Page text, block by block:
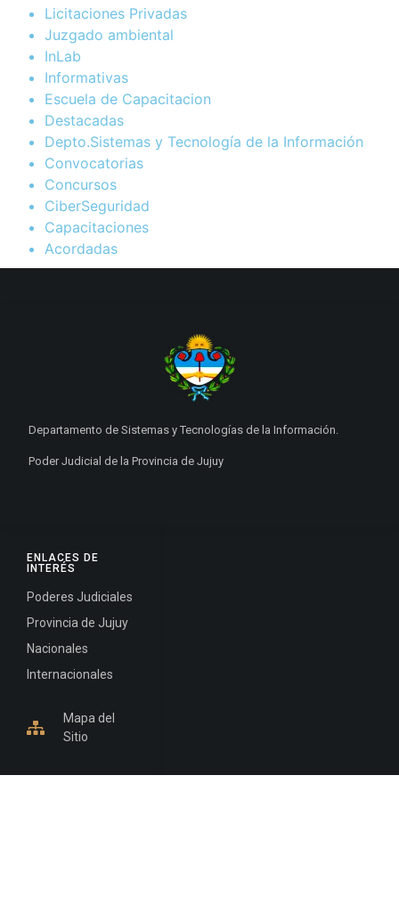
Licitaciones Privadas
Juzgado ambiental
InLab
Informativas
Escuela de Capacitacion
Destacadas
Depto.Sistemas y Tecnología de la Información
Convocatorias
Concursos
CiberSeguridad
Capacitaciones
Acordadas
ENLACES DE
INTERÉS
Poderes Judiciales
Provincia de Jujuy
Nacionales
Internacionales
Mapa del
Sitio
Departamento de Sistemas y Tecnologías de la Información.
Poder Judicial de la Provincia de Jujuy